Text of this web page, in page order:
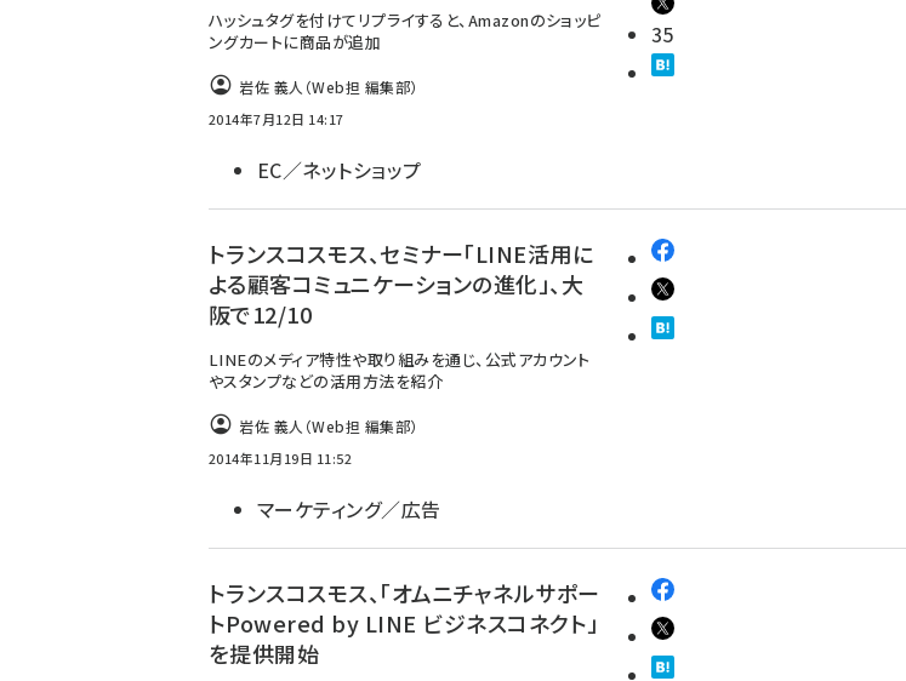
ハッシュタグを付けてリプライすると、Amazonのショッピ
ングカートに商品が追加
岩佐 義人（Web担 編集部）
2014年7月12日 14:17
35
EC／ネットショップ
トランスコスモス、セミナー「LINE活用に
よる顧客コミュニケーションの進化」、大
阪で12/10
LINEのメディア特性や取り組みを通じ、公式アカウント
やスタンプなどの活用方法を紹介
岩佐 義人（Web担 編集部）
2014年11月19日 11:52
マーケティング／広告
トランスコスモス、「オムニチャネルサポー
トPowered by LINE ビジネスコネクト」
を提供開始